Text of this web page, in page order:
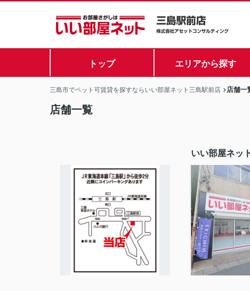
トップ エリアから探す
三島市でペット可賃貸を探すならいい部屋ネット三島駅前店 店舗一
店舗一覧
いい部屋ネッ